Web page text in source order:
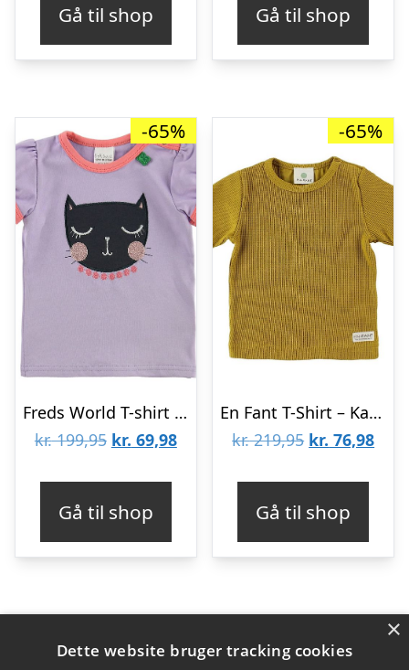
var:
kr. 139,95.kr. 48,98.
Gå til shop
var:
kr. 229,95.
kr.
Gå til shop
-65%
Freds World T-shirt – Lavendel m. Kat
kr.199,95 Den
var:
kr. 199,95.
kr. 69,98Den
kr. 69,98.
Gå til shop
-65%
En Fant T-Shirt – Karrygul m. Hulmønster
kr.219,95 Den
var:
kr. 219,95.
kr. 76,98Den
kr.
Gå til shop
Varekategorier
×
Dette website bruger tracking cookies